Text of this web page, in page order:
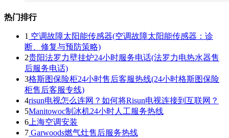
热门排行
1 空调故障太阳能传感器(空调故障太阳能传感器：诊
断、修复与预防策略)
2贵阳法罗力壁挂炉24小时服务电话(法罗力电热水器售
后服务电话)
3格斯图保险柜24小时售后客服热线(24小时格斯图保险
柜售后客服专线)
4risun电视怎么连网？如何将Risun电视连接到互联网？
5Manitowoc制冰机24小时人工服务热线
6 上海空调安装
7 Garwoods燃气灶售后服务热线